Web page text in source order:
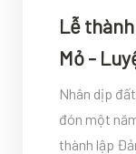
Lễ
Mỏ -
Nhân dịp
đón một
thành lập